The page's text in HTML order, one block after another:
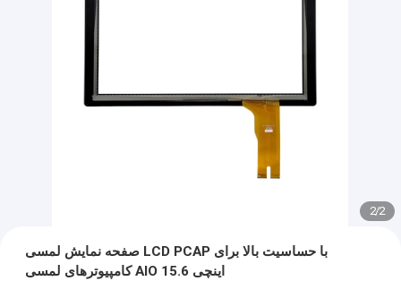
2/2
صفحه نمایش لمسی LCD PCAP با حساسیت بالا برای
کامپیوترهای لمسی AIO 15.6 اینچی